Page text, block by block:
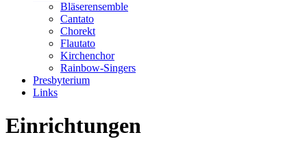
Bläserensemble
Cantato
Chorekt
Flautato
Kirchenchor
Rainbow-Singers
Presbyterium
Links
Einrichtungen